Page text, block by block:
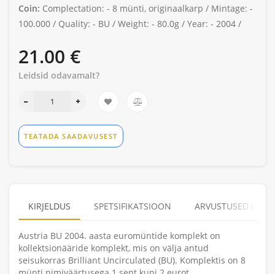
Coin: Complectation: - 8 münti, originaalkarp / Mintage: -
100.000 / Quality: - BU / Weight: - 80.0g / Year: - 2004 /
21.00 €
Leidsid odavamalt?
TEATADA SAADAVUSEST
KIRJELDUS SPETSIFIKATSIOON ARVUSTUSED (0)
Austria BU 2004. aasta euromüntide komplekt on
kollektsionääride komplekt, mis on välja antud
seisukorras Brilliant Uncirculated (BU). Komplektis on 8